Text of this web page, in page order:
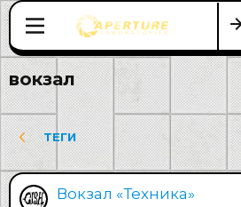
вокзал
ТЕГИ
Вокзал «Техника»